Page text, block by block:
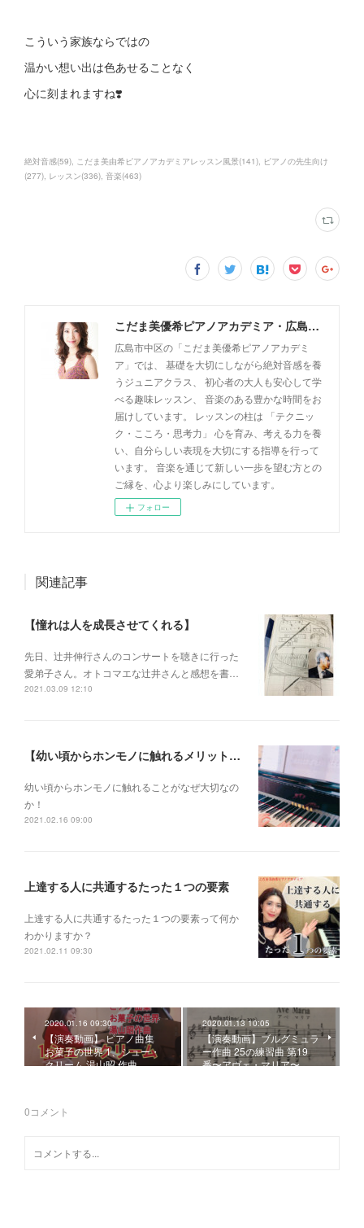
こういう家族ならではの
温かい想い出は色あせることなく
心に刻まれますね❣️
絶対音感(59) こだま美由希ピアノアカデミアレッスン風景(141) ピアノの先生向け
(277) レッスン(336) 音楽(463)
こだま美優希ピアノアカデミア・広島市中区
広島市中区の「こだま美優希ピアノアカデミ
ア」では、 基礎を大切にしながら絶対音感を養
うジュニアクラス、 初心者の大人も安心して学
べる趣味レッスン、 音楽のある豊かな時間をお
届けしています。 レッスンの柱は 「テクニッ
ク・こころ・思考力」 心を育み、考える力を養
い、自分らしい表現を大切にする指導を行って
います。 音楽を通じて新しい一歩を望む方との
ご縁を、心より楽しみにしています。
フォロー
関連記事
【憧れは人を成長させてくれる】
先日、辻井伸行さんのコンサートを 聴きに行った
愛弟子さん。 オトコマエな辻井さんと 感想を書…
2021.03.09 12:10
【幼い頃からホンモノに触れるメリットとは？】
幼い頃からホンモノに 触れることがなぜ大切なの
か！
2021.02.16 09:00
上達する人に共通するたった１つの要素
上達する人に共通するたった１つの要素って何か
わかりますか？
2021.02.11 09:30
2020.01.16 09:30
【演奏動画】 ピアノ曲集
お菓子の世界 1、シュー・
クリーム 湯山昭 作曲
2020.01.13 10:05
【演奏動画】ブルグミュラ
ー作曲 25の練習曲 第19
番〜アヴェ・マリア〜
0コメント